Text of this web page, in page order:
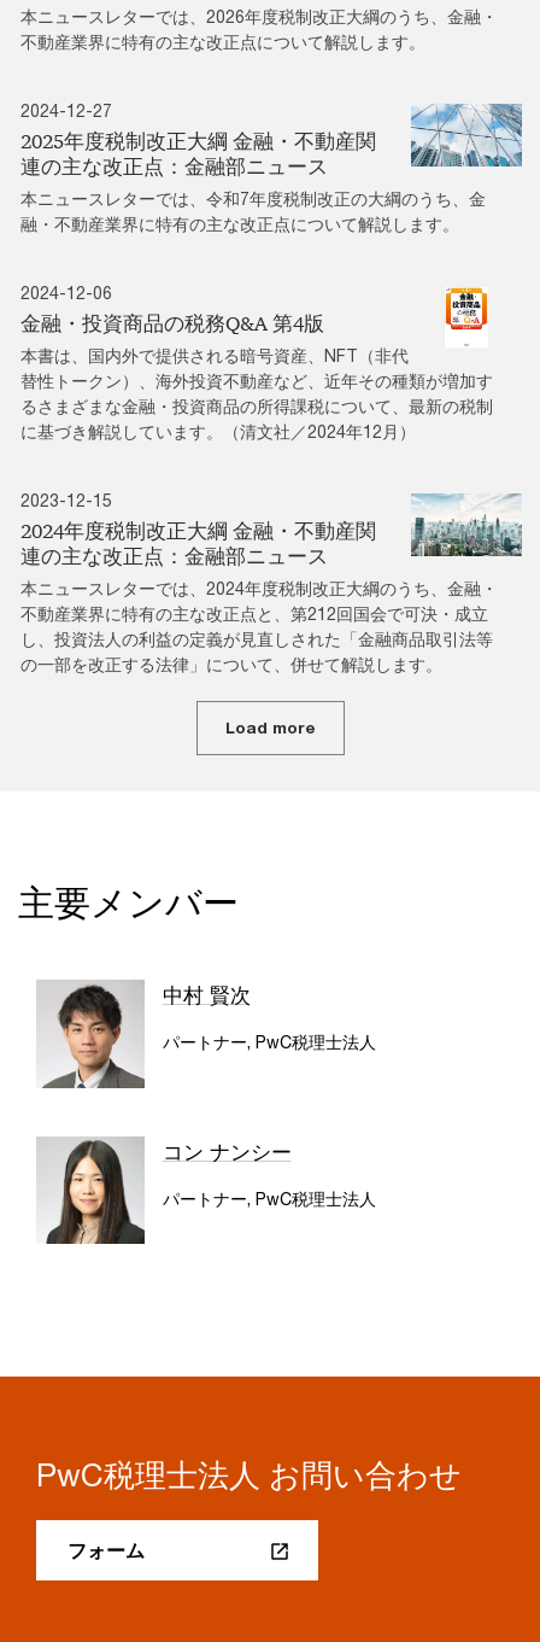
本ニュースレターでは、2026年度税制改正大綱のうち、金融・
不動産業界に特有の主な改正点について解説します。
2024-12-27
2025年度税制改正大綱 金融・不動産関
連の主な改正点：金融部ニュース
本ニュースレターでは、令和7年度税制改正の大綱のうち、金
融・不動産業界に特有の主な改正点について解説します。
2024-12-06
金融・投資商品の税務Q&A 第4版
本書は、国内外で提供される暗号資産、NFT（非代
替性トークン）、海外投資不動産など、近年その種類が増加す
るさまざまな金融・投資商品の所得課税について、最新の税制
に基づき解説しています。（清文社／2024年12月）
2023-12-15
2024年度税制改正大綱 金融・不動産関
連の主な改正点：金融部ニュース
本ニュースレターでは、2024年度税制改正大綱のうち、金融・
不動産業界に特有の主な改正点と、第212回国会で可決・成立
し、投資法人の利益の定義が見直しされた「金融商品取引法等
の一部を改正する法律」について、併せて解説します。
Load more
主要メンバー
中村 賢次
パートナー, PwC税理士法人
コン ナンシー
パートナー, PwC税理士法人
PwC税理士法人 お問い合わせ
フォーム